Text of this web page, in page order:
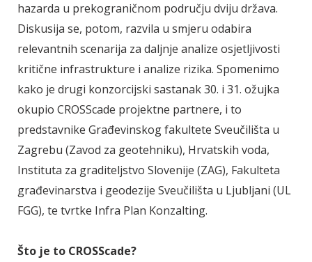
hazarda u prekograničnom području dviju država.
Diskusija se, potom, razvila u smjeru odabira
relevantnih scenarija za daljnje analize osjetljivosti
kritične infrastrukture i analize rizika. Spomenimo
kako je drugi konzorcijski sastanak 30. i 31. ožujka
okupio CROSScade projektne partnere, i to
predstavnike Građevinskog fakultete Sveučilišta u
Zagrebu (Zavod za geotehniku), Hrvatskih voda,
Instituta za graditeljstvo Slovenije (ZAG), Fakulteta
građevinarstva i geodezije Sveučilišta u Ljubljani (UL
FGG), te tvrtke Infra Plan Konzalting.
Što je to CROSScade?